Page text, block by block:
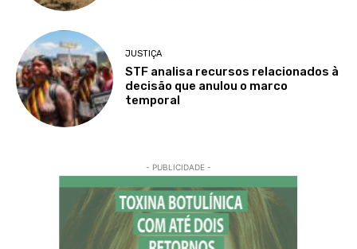
JUSTIÇA
STF analisa recursos relacionados à
decisão que anulou o marco
temporal
- PUBLICIDADE -